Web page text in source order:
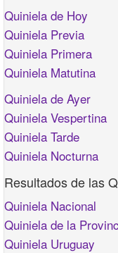
Quiniela de Hoy
Quiniela Previa
Quiniela Primera
Quiniela Matutina
Quiniela de Ayer
Quiniela Vespertina
Quiniela Tarde
Quiniela Nocturna
Resultados de las
Quiniela Nacional
Quiniela de la
Quiniela Uruguay